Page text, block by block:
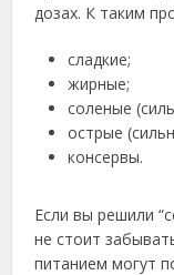
дозах. К таким
сладкие;
жирные;
соленые
острые
консервы.
Если вы решили
не стоит
питанием могут